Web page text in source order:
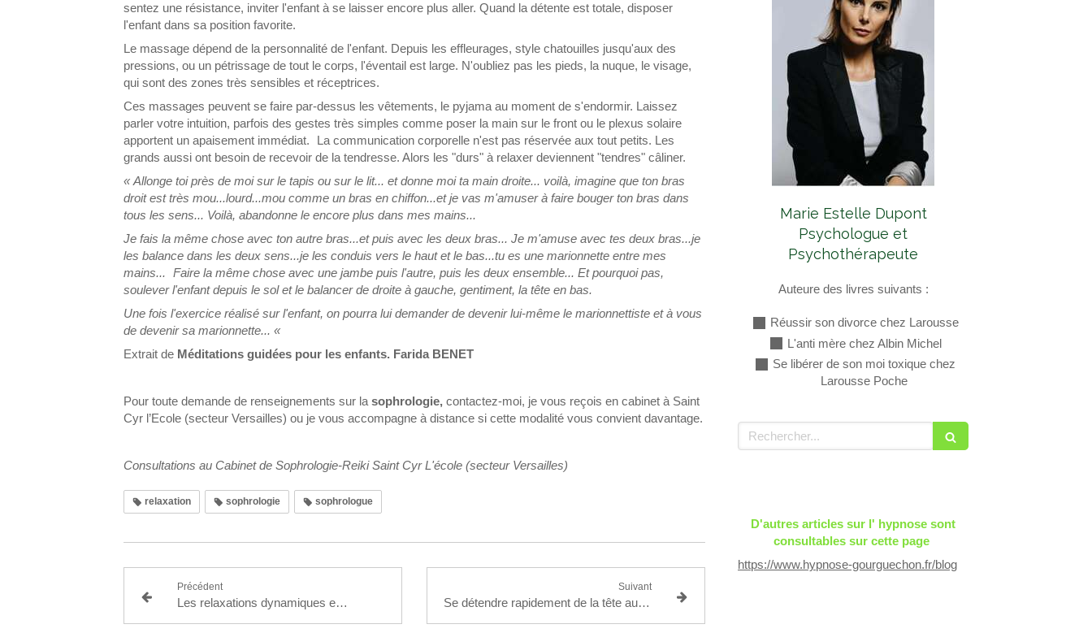
sentez une résistance, inviter l'enfant à se laisser encore plus aller. Quand la détente est totale, disposer
l'enfant dans sa position favorite.
Le massage dépend de la personnalité de l'enfant. Depuis les effleurages, style chatouilles jusqu'aux des
pressions, ou un pétrissage de tout le corps, l'éventail est large. N'oubliez pas les pieds, la nuque, le visage,
qui sont des zones très sensibles et réceptrices.
Ces massages peuvent se faire par-dessus les vêtements, le pyjama au moment de s'endormir. Laissez
parler votre intuition, parfois des gestes très simples comme poser la main sur le front ou le plexus solaire
apportent un apaisement immédiat. La communication corporelle n'est pas réservée aux tout petits. Les
grands aussi ont besoin de recevoir de la tendresse. Alors les "durs" à relaxer deviennent "tendres" câliner.
« Allonge toi près de moi sur le tapis ou sur le lit... et donne moi ta main droite... voilà, imagine que ton bras
droit est très mou...lourd...mou comme un bras en chiffon...et je vas m'amuser à faire bouger ton bras dans
tous les sens... Voilà, abandonne le encore plus dans mes mains...
Je fais la même chose avec ton autre bras...et puis avec les deux bras... Je m'amuse avec tes deux bras...je
les balance dans les deux sens...je les conduis vers le haut et le bas...tu es une marionnette entre mes
mains... Faire la même chose avec une jambe puis l'autre, puis les deux ensemble... Et pourquoi pas,
soulever l'enfant depuis le sol et le balancer de droite à gauche, gentiment, la tête en bas.
Une fois l'exercice réalisé sur l'enfant, on pourra lui demander de devenir lui-même le marionnettiste et à vous
de devenir sa marionnette... «
Extrait de Méditations guidées pour les enfants. Farida BENET
Pour toute demande de renseignements sur la sophrologie, contactez-moi, je vous reçois en cabinet à Saint
Cyr l’Ecole (secteur Versailles) ou je vous accompagne à distance si cette modalité vous convient davantage.
Consultations au Cabinet de Sophrologie-Reiki Saint Cyr L'école (secteur Versailles)
relaxation sophrologie sophrologue
Précédent
Les relaxations dynamiques en sophrologie
Suivant
Se détendre rapidement de la tête aux pieds par la respiration
Marie Estelle Dupont
Psychologue et
Psychothérapeute
Auteure des livres suivants :
Réussir son divorce chez Larousse
L'anti mère chez Albin Michel
Se libérer de son moi toxique chez
Larousse Poche
Rechercher
D'autres articles sur l' hypnose sont
consultables sur cette page
https://www.hypnose-gourguechon.fr/blog